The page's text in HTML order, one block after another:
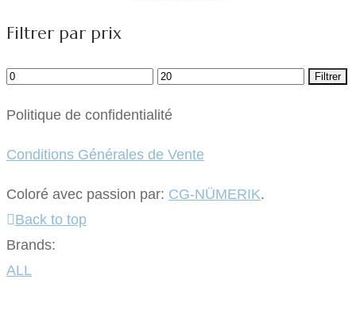
Filtrer par prix
Prix
Prix
Filtrer
Politique de confidentialité
Conditions Générales de Vente
Coloré avec passion par: CG-NÜMERIK.
Back to top
Brands:
ALL